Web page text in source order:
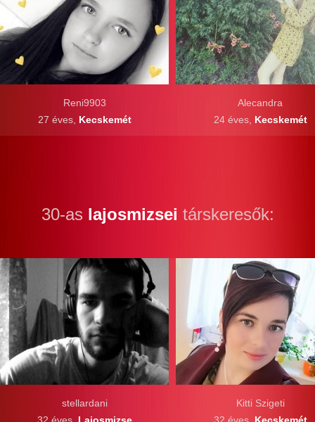
Reni9903
27 éves, Kecskemét
Alecandra
24 éves, Kecskemét
30-as lajosmizsei társkeresők:
Kitti Szigeti
32 éves, Kecskemét
stellardani
32 éves, Lajosmizse